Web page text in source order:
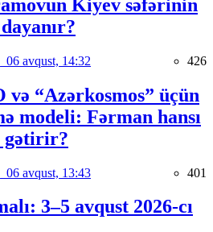
Kiyev səfərinin
06 avqust, 14:32 426
və “Azərkosmos” üçün
modeli: Fərman hansı
gətirir?
06 avqust, 13:43 401
3–5 avqust 2026-cı